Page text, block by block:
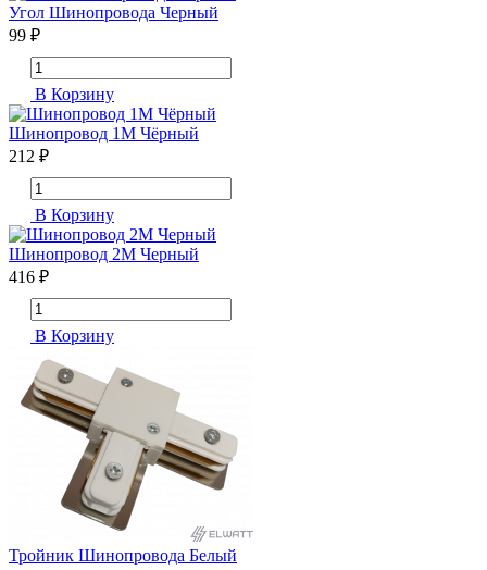
Угол Шинопровода Черный
99 ₽
В Корзину
Шинопровод 1М Чёрный
212 ₽
В Корзину
Шинопровод 2М Черный
416 ₽
В Корзину
Тройник Шинопровода Белый